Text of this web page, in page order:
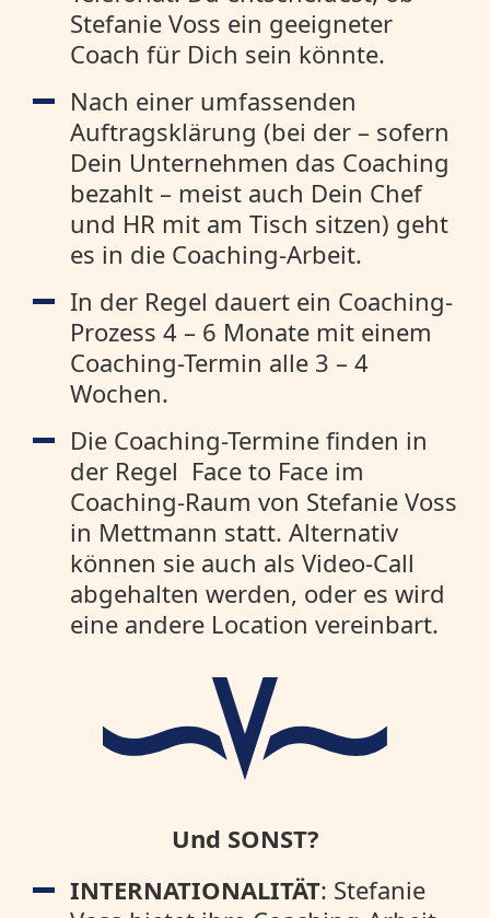
Stefanie Voss ein geeigneter
Coach für Dich sein könnte.
Nach einer umfassenden
Auftragsklärung (bei der – sofern
Dein Unternehmen das Coaching
bezahlt – meist auch Dein Chef
und HR mit am Tisch sitzen) geht
es in die Coaching-Arbeit.
In der Regel dauert ein Coaching-
Prozess 4 – 6 Monate mit einem
Coaching-Termin alle 3 – 4
Wochen.
Die Coaching-Termine finden in
der Regel Face to Face im
Coaching-Raum von Stefanie Voss
in Mettmann statt. Alternativ
können sie auch als Video-Call
abgehalten werden, oder es wird
eine andere Location vereinbart.
Und SONST?
INTERNATIONALITÄT: Stefanie